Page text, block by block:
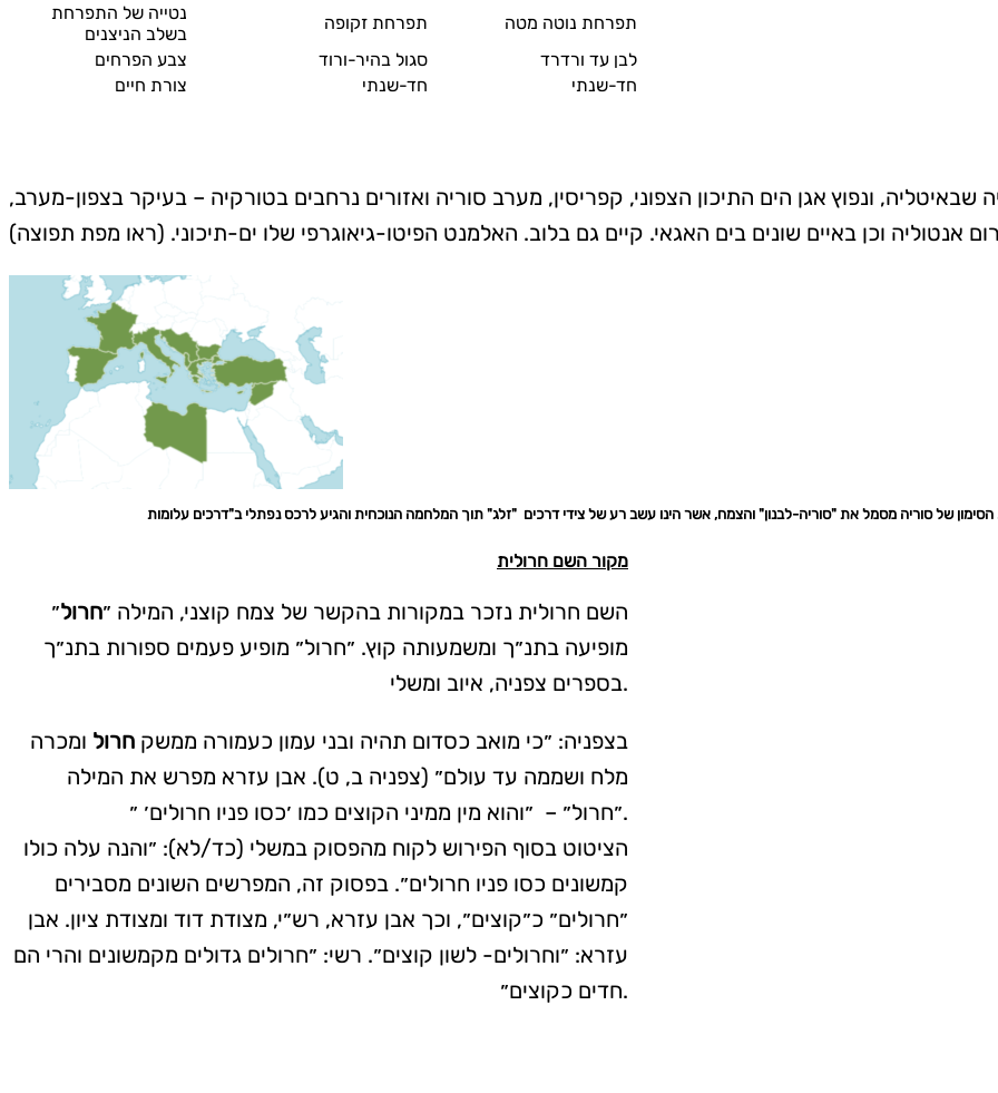
נטייה של התפרחת
בשלב הניצנים
תפרחת זקופה
תפרחת נוטה מטה
צבע הפרחים
סגול בהיר-ורוד
לבן עד ורדרד
צורת חיים
חד-שנתי חד-שנתי
ונפוץ אגן הים התיכון הצפוני, קפריסין, מערב סוריה ואזורים נרחבים בטורקיה – בעיקר בצפון-מערב,
אנטוליה וכן באיים שונים בים האגאי. קיים גם בלוב. האלמנט הפיטו-גיאוגרפי שלו ים-תיכוני. (ראו מפת תפוצה)
מקור השם חרולית
השם חרולית נזכר במקורות בהקשר של צמח קוצני, המילה ״חרול״
מופיעה בתנ״ך ומשמעותה קוץ. ״חרול״ מופיע פעמים ספורות בתנ״ך
בספרים צפניה, איוב ומשלי.
בצפניה: ״כי מואב כסדום תהיה ובני עמון כעמורה ממשק חרול ומכרה
מלח ושממה עד עולם״ (צפניה ב, ט). אבן עזרא מפרש את המילה
״חרול״ – ״והוא מין ממיני הקוצים כמו ׳כסו פניו חרולים׳ ״.
הציטוט בסוף הפירוש לקוח מהפסוק במשלי (כד/לא): ״והנה עלה כולו
קמשונים כסו פניו חרולים״. בפסוק זה, המפרשים השונים מסבירים
״חרולים״ כ״קוצים״, וכך אבן עזרא, רש״י, מצודת דוד ומצודת ציון. אבן
עזרא: ״וחרולים- לשון קוצים״. רשי: ״חרולים גדולים מקמשונים והרי הם
חדים כקוצים״.